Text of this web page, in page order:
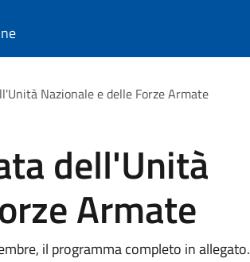
Nazionale e delle Forze Armate
dell'Unità
Armate
il programma completo in allegato.